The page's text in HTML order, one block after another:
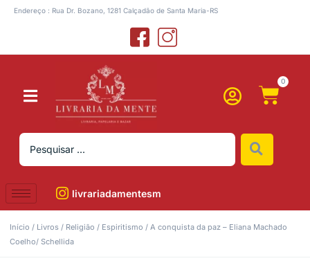
Endereço : Rua Dr. Bozano, 1281 Calçadão de Santa Maria-RS
0
livrariadamentesm
Início / Livros / Religião / Espiritismo / A conquista da paz – Eliana Machado
Coelho/ Schellida